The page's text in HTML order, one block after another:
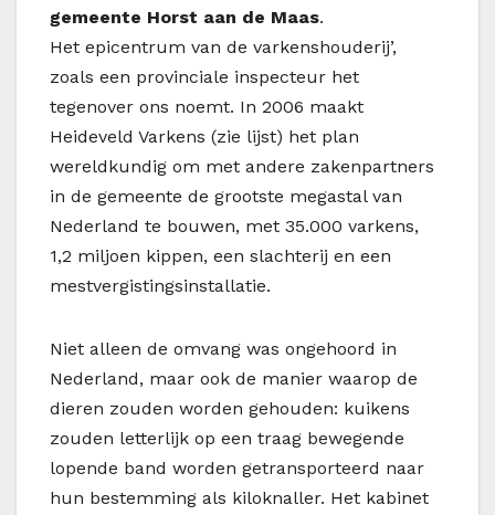
gemeente Horst aan de Maas.
Het epicentrum van de varkenshouderij’,
zoals een provinciale inspecteur het
tegenover ons noemt. In 2006 maakt
Heideveld Varkens (zie lijst) het plan
wereldkundig om met andere zakenpartners
in de gemeente de grootste megastal van
Nederland te bouwen, met 35.000 varkens,
1,2 miljoen kippen, een slachterij en een
mestvergistingsinstallatie.
Niet alleen de omvang was ongehoord in
Nederland, maar ook de manier waarop de
dieren zouden worden gehouden: kuikens
zouden letterlijk op een traag bewegende
lopende band worden getransporteerd naar
hun bestemming als kiloknaller. Het kabinet